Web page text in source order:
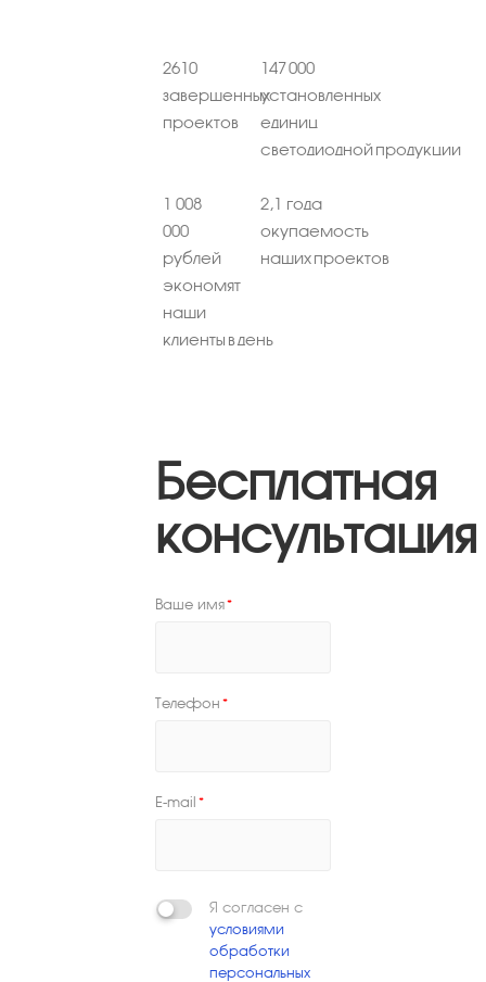
2610
завершенных
проектов
147 000
установленных
единиц
светодиодной продукции
1 008
000
рублей
экономят
наши
клиенты в день
2,1 года
окупаемость
наших проектов
Бесплатная
консультация
Ваше имя*
Телефон *
E-mail *
Я согласен с
условиями
обработки
персональных